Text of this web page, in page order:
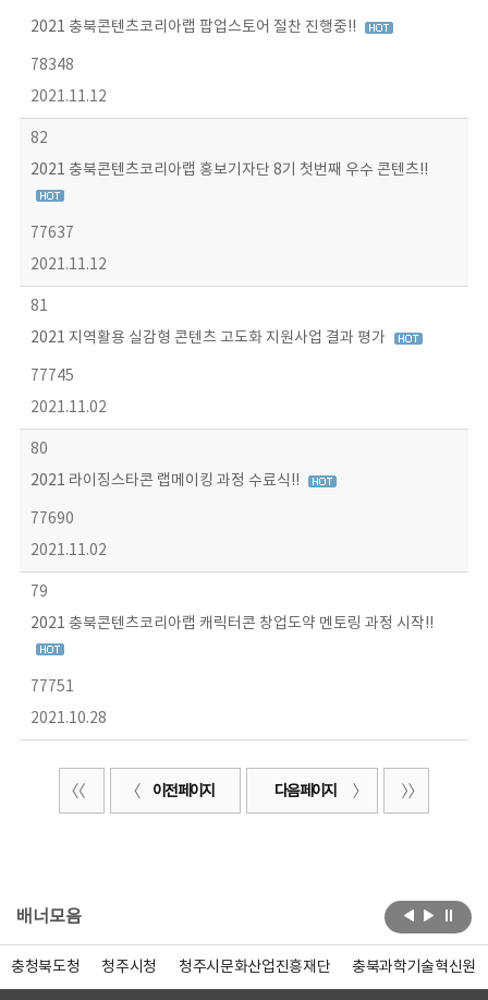
2021 충북콘텐츠코리아랩 팝업스토어 절찬 진행중!!
78348
2021.11.12
82
2021 충북콘텐츠코리아랩 홍보기자단 8기 첫번째 우수 콘텐츠!!
77637
2021.11.12
81
2021 지역활용 실감형 콘텐츠 고도화 지원사업 결과 평가
77745
2021.11.02
80
2021 라이징스타콘 랩메이킹 과정 수료식!!
77690
2021.11.02
79
2021 충북콘텐츠코리아랩 캐릭터콘 창업도약 멘토링 과정 시작!!
77751
2021.10.28
이전 페이지 다음 페이지
배너모음
충청북도청 청주시청 청주시문화산업진흥재단 충북과학기술혁신원